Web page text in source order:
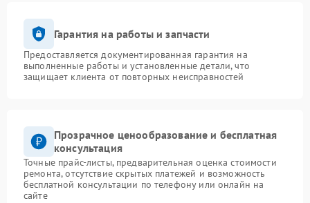
Гарантия на работы и запчасти
Предоставляется документированная гарантия на
выполненные работы и установленные детали, что
защищает клиента от повторных неисправностей
Прозрачное ценообразование и бесплатная
консультация
Точные прайс-листы, предварительная оценка стоимости
ремонта, отсутствие скрытых платежей и возможность
бесплатной консультации по телефону или онлайн на
сайте